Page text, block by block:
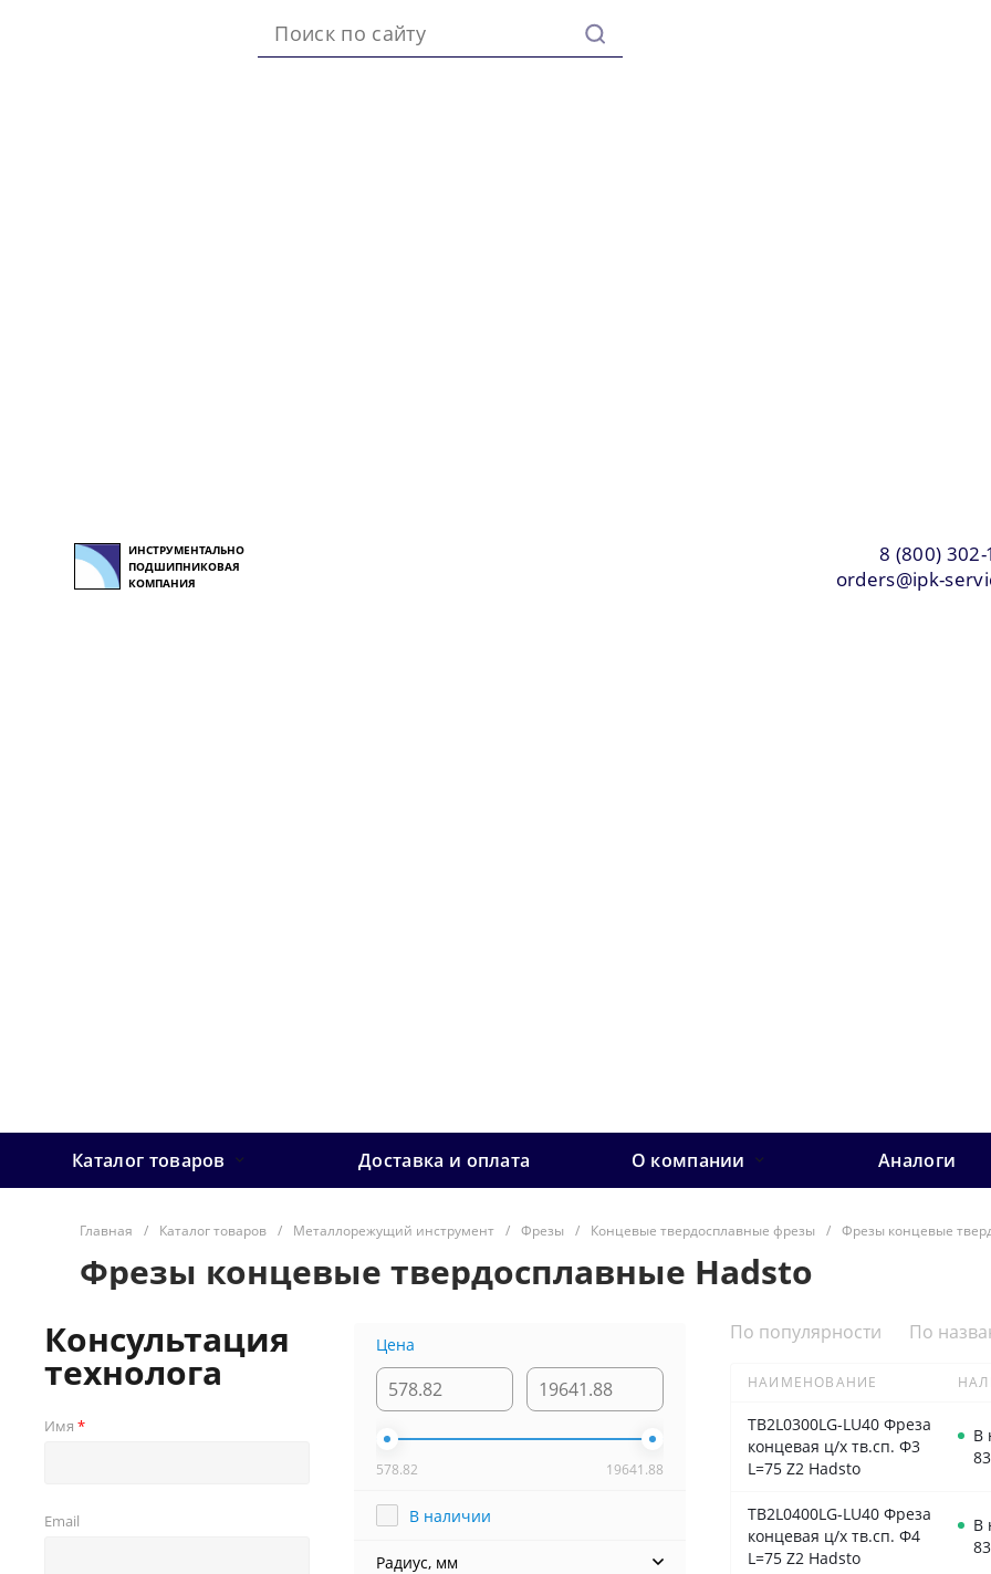
ИНСТРУМЕНТАЛЬНО
ПОДШИПНИКОВАЯ
КОМПАНИЯ
8 (800) 302-
orders@ipk-
Каталог товаров Доставка и оплата О компании Аналоги
Главная / Каталог товаров / Металлорежущий инструмент / Фрезы / Концевые твердосплавные фрезы / Фрезы концевые
Фрезы концевые твердосплавные Hadsto
Консультация
технолога
Имя
Email
Цена
578.82 19641.88
В наличии
Радиус, мм
По популярности По
НАИМЕНОВАНИЕ
TB2L0300LG-LU40 Фреза
концевая ц/х тв.сп. Ф3
L=75 Z2 Hadsto
В
83
TB2L0400LG-LU40 Фреза
концевая ц/х тв.сп. Ф4
L=75 Z2 Hadsto
В
83